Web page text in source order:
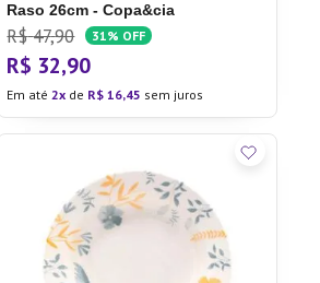
Raso 26cm - Copa&cia
R$ 47,90 31% OFF
R$ 32,90
Em até2 de R$ 16,45 sem juros